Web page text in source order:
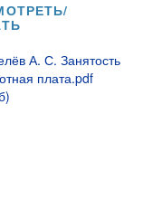
А. С. Занятость
плата.pdf